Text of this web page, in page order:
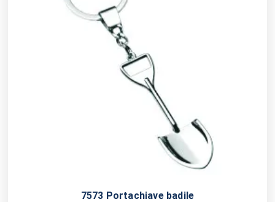
7573 Portachiave badile